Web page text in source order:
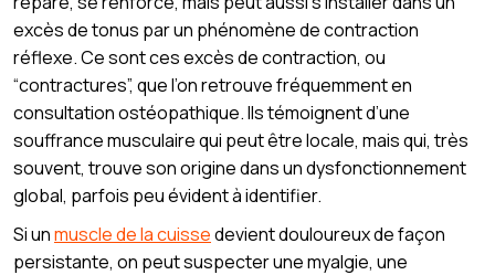
excès de tonus par un phénomène de contraction
réflexe. Ce sont ces excès de contraction, ou
“contractures”, que l’on retrouve fréquemment en
consultation ostéopathique. Ils témoignent d’une
souffrance musculaire qui peut être locale, mais qui, très
souvent, trouve son origine dans un dysfonctionnement
global, parfois peu évident à identifier.
Si unmuscle de la cuissedevient douloureux de façon
persistante, on peut suspecter une myalgie, une